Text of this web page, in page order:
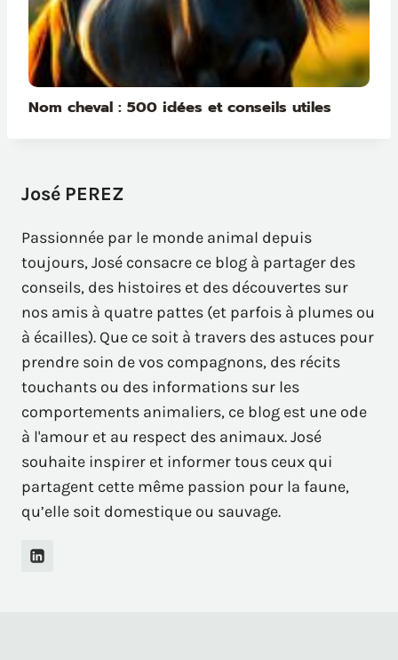
Nom cheval : 500 idées et conseils utiles
José PEREZ
Passionnée par le monde animal depuis
toujours, José consacre ce blog à partager des
conseils, des histoires et des découvertes sur
nos amis à quatre pattes (et parfois à plumes ou
à écailles). Que ce soit à travers des astuces pour
prendre soin de vos compagnons, des récits
touchants ou des informations sur les
comportements animaliers, ce blog est une ode
à l'amour et au respect des animaux. José
souhaite inspirer et informer tous ceux qui
partagent cette même passion pour la faune,
qu’elle soit domestique ou sauvage.